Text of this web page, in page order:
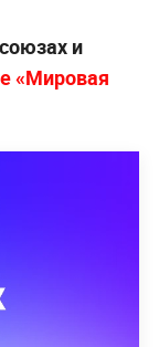
и
«Мировая